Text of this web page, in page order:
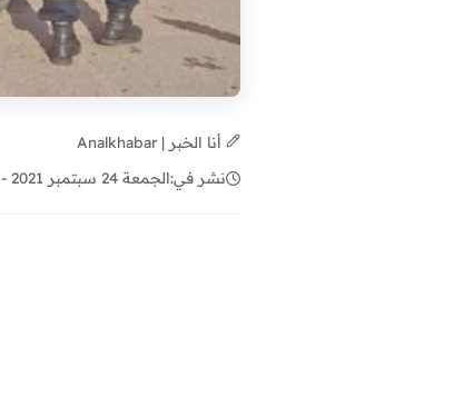
أنا الخبر | Analkhabar
نشر في:الجمعة 24 سبتمبر 2021 - 20:54